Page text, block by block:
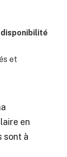
disponibilité
et
en
sont à